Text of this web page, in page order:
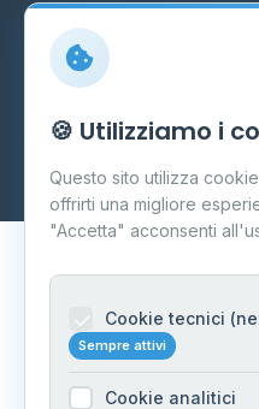
Carpi
🍪 Utilizziamo i
Questo sito utilizza
offrirti una migliore
"Accetta" acconsenti
Cookie tecnici
Sempre attivi
Cookie analitici